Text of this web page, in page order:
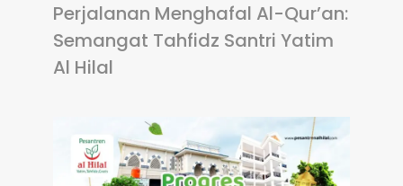
Perjalanan Menghafal Al-Qur’an:
Semangat Tahfidz Santri Yatim
Al Hilal